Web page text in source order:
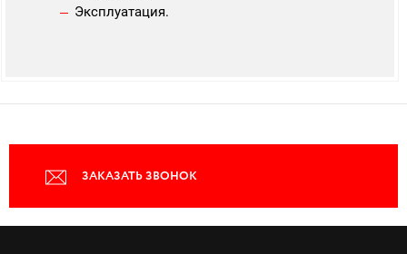
Эксплуатация.
ЗАКАЗАТЬ ЗВОНОК